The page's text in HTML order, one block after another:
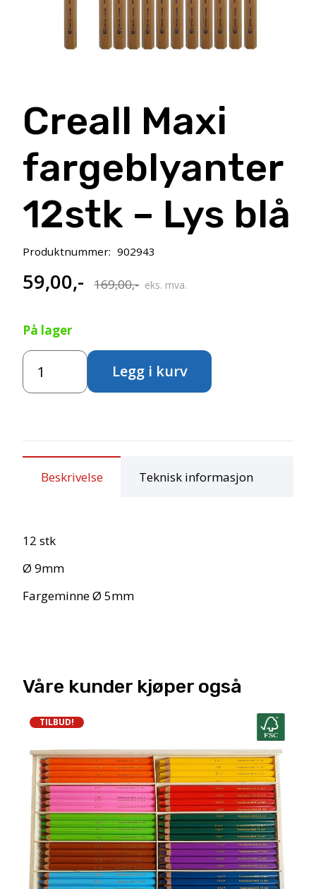
Creall Maxi
fargeblyanter
12stk – Lys blå
Produktnummer: 902943
169,00,-
Opprinnelig
var:
169,00,-.
59,00,-
Nåværende
er:
59,00,-.
eks. mva.
På lager
Creall
Maxi
fargeblyanter
Legg i kurv
Beskrivelse Teknisk informasjon
12 stk
Ø 9mm
Fargeminne Ø 5mm
Våre kunder kjøper også
TILBUD!